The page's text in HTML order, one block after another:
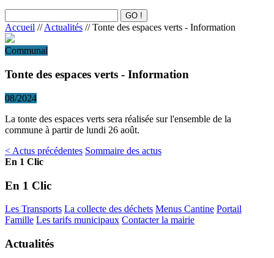
Accueil //Actualités // Tonte des espaces verts - Information
Communal
Tonte des espaces verts - Information
08/2024
La tonte des espaces verts sera réalisée sur l'ensemble de la
commune à partir de lundi 26 août.
< Actus précédentes Sommaire des actus
En 1 Clic
En 1 Clic
Les Transports La collecte des déchets Menus Cantine Portail
Famille Les tarifs municipaux Contacter la mairie
Actualités